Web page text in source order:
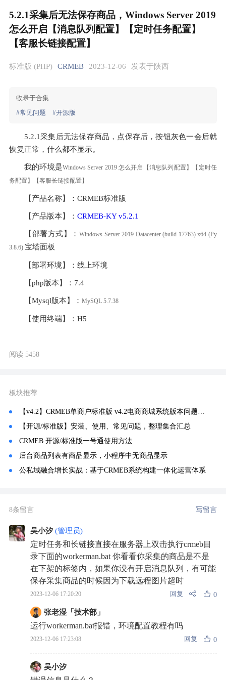
5.2.1采集后无法保存商品，Windows Server 2019
怎么开启【消息队列配置】【定时任务配置】
【客服长链接配置】
标准版 (PHP) CRMEB 2023-12-06 发表于陕西
收录于合集
#常见问题
#开源版
5.2.1采集后无法保存商品，点保存后，按钮灰色一会后就
恢复正常，什么都不显示。
我的环境是Windows Server 2019 怎么开启【消息队列配置】【定时任
务配置】【客服长链接配置】
【产品名称】：CRMEB标准版
【产品版本】： CRMEB-KY v5.2.1
【部署方式】： Windows Server 2019 Datacenter (build 17763) x64 (Py
3.8.6) 宝塔面板
【部署环境】：线上环境
【php版本】：7.4
【Mysql版本】： MySQL 5.7.38
【使用终端】：H5
阅读 5458
板块推荐
【v4.2】CRMEB单商户标准版 v4.2电商商城系统版本问题汇总
【开源/标准版】安装、使用、常见问题，整理集合汇总
CRMEB 开源/标准版一号通使用方法
后台商品列表有商品显示，小程序中无商品显示
公私域融合增长实战：基于CRMEB系统构建一体化运营体系
8条留言 写留言
吴小汐 (管理员)
定时任务和长链接直接在服务器上双击执行crmeb目
录下面的workerman.bat 你看看你采集的商品是不是
在下架的标签内，如果你没有开启消息队列，有可能
保存采集商品的时候因为下载远程图片超时
2023-12-06 17:20:20 回复 0
张老湿「技术部」
运行workerman.bat报错，环境配置教程有吗
2023-12-06 17:23:08 回复 0
吴小汐